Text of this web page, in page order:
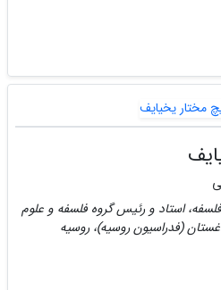
استاد و رئیس گروه فلسفه و علوم
(فدراسیون روسیه)، روسیه